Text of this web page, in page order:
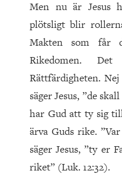
Men nu är Jesus
plötsligt blir
Makten som får
Rikedomen.
Rättfärdigheten.
säger Jesus, ”de
har Gud att ty sig
ärva Guds rike.
säger Jesus, ”ty er
riket” (Luk. 12:32).